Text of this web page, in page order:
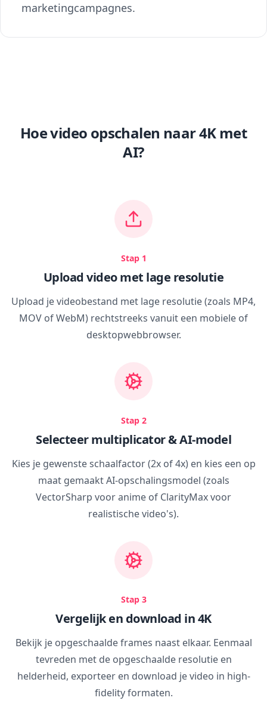
marketingcampagnes.
Hoe video opschalen naar 4K met
AI?
Stap 1
Upload video met lage resolutie
Upload je videobestand met lage resolutie (zoals MP4,
MOV of WebM) rechtstreeks vanuit een mobiele of
desktopwebbrowser.
Stap 2
Selecteer multiplicator & AI-model
Kies je gewenste schaalfactor (2x of 4x) en kies een op
maat gemaakt AI-opschalingsmodel (zoals
VectorSharp voor anime of ClarityMax voor
realistische video's).
Stap 3
Vergelijk en download in 4K
Bekijk je opgeschaalde frames naast elkaar. Eenmaal
tevreden met de opgeschaalde resolutie en
helderheid, exporteer en download je video in high-
fidelity formaten.